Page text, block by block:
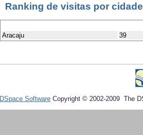
Ranking de visitas por
Aracaju 39
DSpace Software Copyright © 2002-2009 The